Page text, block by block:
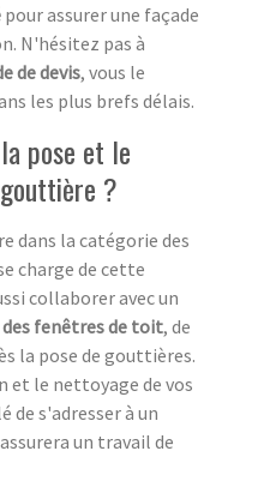
pour assurer une façade
N'hésitez pas à
de devis, vous le
les plus brefs délais.
pose et le
?
dans la catégorie des
charge de cette
collaborer avec un
des fenêtres de toit, de
la pose de gouttières.
le nettoyage de vos
s'adresser à un
un travail de